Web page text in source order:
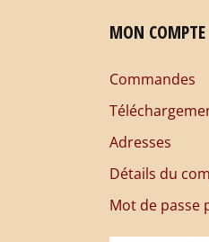
MON COMPTE
Commandes
Adresses
Détails du
Mot de passe